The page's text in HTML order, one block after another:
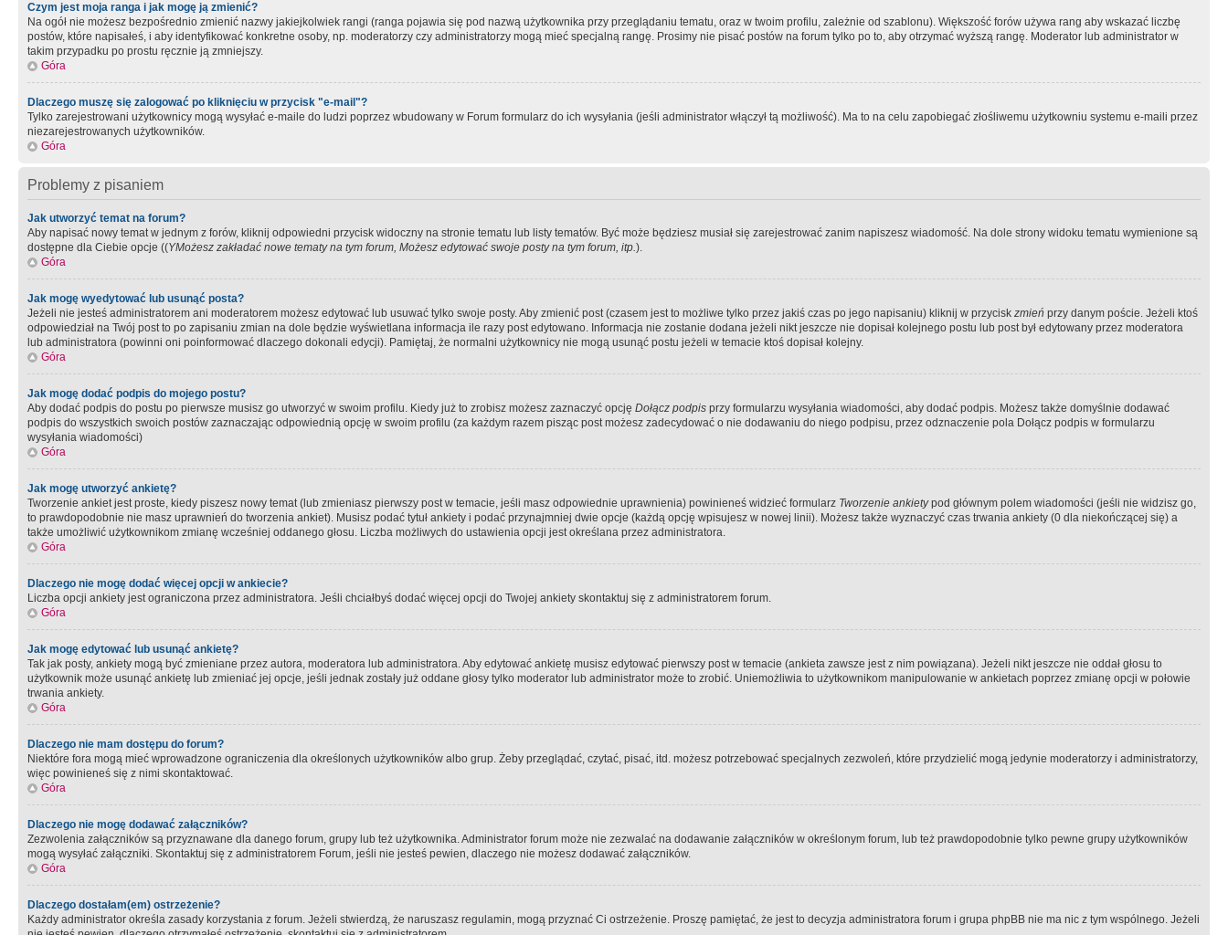
Czym jest moja ranga i jak mogę ją zmienić?
Na ogół nie możesz bezpośrednio zmienić nazwy jakiejkolwiek rangi (ranga pojawia się pod nazwą użytkownika przy przeglądaniu tematu, oraz w twoim profilu, zależnie od szablonu). Większość forów używa rang aby wskazać liczbę
postów, które napisałeś, i aby identyfikować konkretne osoby, np. moderatorzy czy administratorzy mogą mieć specjalną rangę. Prosimy nie pisać postów na forum tylko po to, aby otrzymać wyższą rangę. Moderator lub administrator w
takim przypadku po prostu ręcznie ją zmniejszy.
Góra
Dlaczego muszę się zalogować po kliknięciu w przycisk "e-mail"?
Tylko zarejestrowani użytkownicy mogą wysyłać e-maile do ludzi poprzez wbudowany w Forum formularz do ich wysyłania (jeśli administrator włączył tą możliwość). Ma to na celu zapobiegać złośliwemu użytkowniu systemu e-maili przez
niezarejestrowanych użytkowników.
Góra
Problemy z pisaniem
Jak utworzyć temat na forum?
Aby napisać nowy temat w jednym z forów, kliknij odpowiedni przycisk widoczny na stronie tematu lub listy tematów. Być może będziesz musiał się zarejestrować zanim napiszesz wiadomość. Na dole strony widoku tematu wymienione są
dostępne dla Ciebie opcje ((YMożesz zakładać nowe tematy na tym forum, Możesz edytować swoje posty na tym forum, itp.).
Góra
Jak mogę wyedytować lub usunąć posta?
Jeżeli nie jesteś administratorem ani moderatorem możesz edytować lub usuwać tylko swoje posty. Aby zmienić post (czasem jest to możliwe tylko przez jakiś czas po jego napisaniu) kliknij w przycisk zmień przy danym poście. Jeżeli ktoś
odpowiedział na Twój post to po zapisaniu zmian na dole będzie wyświetlana informacja ile razy post edytowano. Informacja nie zostanie dodana jeżeli nikt jeszcze nie dopisał kolejnego postu lub post był edytowany przez moderatora
lub administratora (powinni oni poinformować dlaczego dokonali edycji). Pamiętaj, że normalni użytkownicy nie mogą usunąć postu jeżeli w temacie ktoś dopisał kolejny.
Góra
Jak mogę dodać podpis do mojego postu?
Aby dodać podpis do postu po pierwsze musisz go utworzyć w swoim profilu. Kiedy już to zrobisz możesz zaznaczyć opcję Dołącz podpis przy formularzu wysyłania wiadomości, aby dodać podpis. Możesz także domyślnie dodawać
podpis do wszystkich swoich postów zaznaczając odpowiednią opcję w swoim profilu (za każdym razem pisząc post możesz zadecydować o nie dodawaniu do niego podpisu, przez odznaczenie pola Dołącz podpis w formularzu
wysyłania wiadomości)
Góra
Jak mogę utworzyć ankietę?
Tworzenie ankiet jest proste, kiedy piszesz nowy temat (lub zmieniasz pierwszy post w temacie, jeśli masz odpowiednie uprawnienia) powinieneś widzieć formularz Tworzenie ankietypod głównym polem wiadomości (jeśli nie widzisz go,
to prawdopodobnie nie masz uprawnień do tworzenia ankiet). Musisz podać tytuł ankiety i podać przynajmniej dwie opcje (każdą opcję wpisujesz w nowej linii). Możesz także wyznaczyć czas trwania ankiety (0 dla niekończącej się) a
także umożliwić użytkownikom zmianę wcześniej oddanego głosu. Liczba możliwych do ustawienia opcji jest określana przez administratora.
Góra
Dlaczego nie mogę dodać więcej opcji w ankiecie?
Liczba opcji ankiety jest ograniczona przez administratora. Jeśli chciałbyś dodać więcej opcji do Twojej ankiety skontaktuj się z administratorem forum.
Góra
Jak mogę edytować lub usunąć ankietę?
Tak jak posty, ankiety mogą być zmieniane przez autora, moderatora lub administratora. Aby edytować ankietę musisz edytować pierwszy post w temacie (ankieta zawsze jest z nim powiązana). Jeżeli nikt jeszcze nie oddał głosu to
użytkownik może usunąć ankietę lub zmieniać jej opcje, jeśli jednak zostały już oddane głosy tylko moderator lub administrator może to zrobić. Uniemożliwia to użytkownikom manipulowanie w ankietach poprzez zmianę opcji w połowie
trwania ankiety.
Góra
Dlaczego nie mam dostępu do forum?
Niektóre fora mogą mieć wprowadzone ograniczenia dla określonych użytkowników albo grup. Żeby przeglądać, czytać, pisać, itd. możesz potrzebować specjalnych zezwoleń, które przydzielić mogą jedynie moderatorzy i administratorzy,
więc powinieneś się z nimi skontaktować.
Góra
Dlaczego nie mogę dodawać załączników?
Zezwolenia załączników są przyznawane dla danego forum, grupy lub też użytkownika. Administrator forum może nie zezwalać na dodawanie załączników w określonym forum, lub też prawdopodobnie tylko pewne grupy użytkowników
mogą wysyłać załączniki. Skontaktuj się z administratorem Forum, jeśli nie jesteś pewien, dlaczego nie możesz dodawać załączników.
Góra
Dlaczego dostałam(em) ostrzeżenie?
Każdy administrator określa zasady korzystania z forum. Jeżeli stwierdzą, że naruszasz regulamin, mogą przyznać Ci ostrzeżenie. Proszę pamiętać, że jest to decyzja administratora forum i grupa phpBB nie ma nic z tym wspólnego. Jeżeli